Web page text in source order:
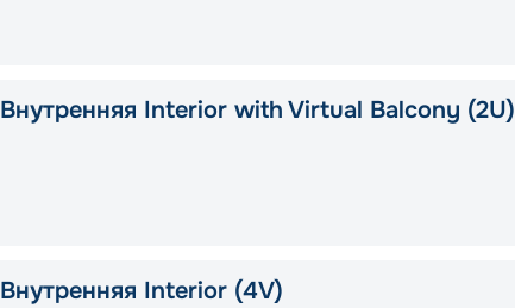
Внутренняя Interior with Virtual Balcony (2U)
Внутренняя Interior (4V)